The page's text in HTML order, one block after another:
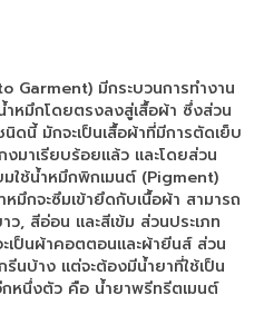
70x90cm.
แบบแผ่น
แบบม้วน
Garment) มีกระบวนการทำงาน
หมึกโดยตรงลงสู่เสื้อผ้า ซึ่งส่วน
ดนี้ มักจะเป็นเสื้อผ้าที่มีการตัดเย็บ
งมาเรียบร้อยแล้ว และโดยส่วน
มใช้น้ำหมึกพิกเมนต์ (Pigment)
มึกจะซึมเข้ายึดกับเนื้อผ้า สามารถ
, สีอ่อน และสีเข้ม ส่วนประเภท
เป็นผ้าคอตตอนและผ้ายีนส์ ส่วน
รีนบ้าง แต่จะต้องมีน้ำยาที่ใช้เป็น
หนึ่งตัว คือ น้ำยาพรีทรีตเมนต์